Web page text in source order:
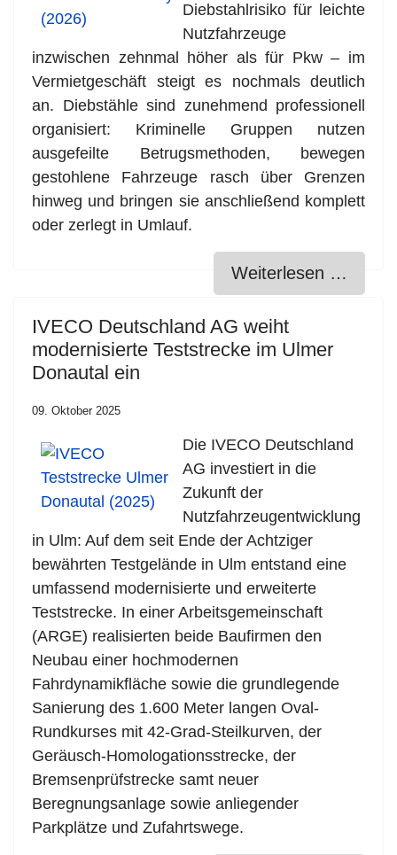
Diebstahlrisiko für leichte
Nutzfahrzeuge
inzwischen zehnmal höher als für Pkw – im
Vermietgeschäft steigt es nochmals deutlich
an. Diebstähle sind zunehmend professionell
organisiert: Kriminelle Gruppen nutzen
ausgefeilte Betrugsmethoden, bewegen
gestohlene Fahrzeuge rasch über Grenzen
hinweg und bringen sie anschließend komplett
oder zerlegt in Umlauf.
Weiterlesen …
IVECO Deutschland AG weiht
modernisierte Teststrecke im Ulmer
Donautal ein
09. Oktober 2025
Die IVECO Deutschland
AG investiert in die
Zukunft der
Nutzfahrzeugentwicklung
in Ulm: Auf dem seit Ende der Achtziger
bewährten Testgelände in Ulm entstand eine
umfassend modernisierte und erweiterte
Teststrecke. In einer Arbeitsgemeinschaft
(ARGE) realisierten beide Baufirmen den
Neubau einer hochmodernen
Fahrdynamikfläche sowie die grundlegende
Sanierung des 1.600 Meter langen Oval-
Rundkurses mit 42-Grad-Steilkurven, der
Geräusch-Homologationsstrecke, der
Bremsenprüfstrecke samt neuer
Beregnungsanlage sowie anliegender
Parkplätze und Zufahrtswege.